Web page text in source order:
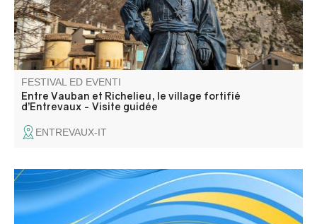
FESTIVAL ED EVENTI
Entre Vauban et Richelieu, le village fortifié
d’Entrevaux - Visite guidée
ENTREVAUX-IT
Omaggio ai caduti, deposizione di corone e discorsi.